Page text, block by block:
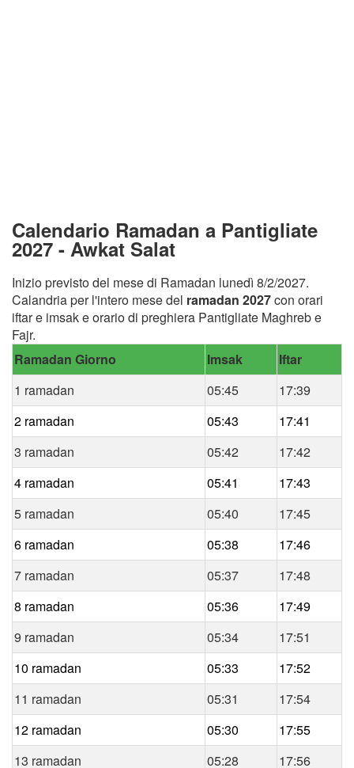
Calendario Ramadan a Pantigliate
2027 - Awkat Salat
Inizio previsto del mese di Ramadan lunedì 8/2/2027.
Calandria per l'intero mese del ramadan 2027con orari
iftar e imsak e orario di preghiera Pantigliate Maghreb e
Fajr.
Ramadan Giorno
Imsak
Iftar
1 ramadan
05:45
17:39
2 ramadan
05:43
17:41
3 ramadan
05:42
17:42
4 ramadan
05:41
17:43
5 ramadan
05:40
17:45
6 ramadan
05:38
17:46
7 ramadan
05:37
17:48
8 ramadan
05:36
17:49
9 ramadan
05:34
17:51
10 ramadan
05:33
17:52
11 ramadan
05:31
17:54
12 ramadan
05:30
17:55
13 ramadan
05:28 17:56